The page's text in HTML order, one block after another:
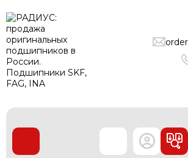
ПОДШИПНИКИ
ЛИНЕЙНЫЕ ТЕХНОЛОГИИ
РЕМНИ
О нас
Доставка и оплата